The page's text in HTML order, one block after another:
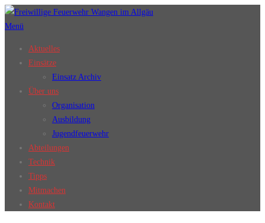
Zum
Inhalt
Menü
Aktuelles
Einsätze
Einsatz Archiv
Über uns
Organisation
Ausbildung
Jugendfeuerwehr
Abteilungen
Technik
Tipps
Mitmachen
Kontakt